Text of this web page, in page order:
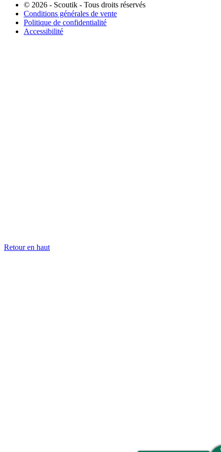
© 2026 - Scoutik - Tous droits réservés
Conditions générales de vente
Politique de confidentialité
Accessibilité
Retour en haut